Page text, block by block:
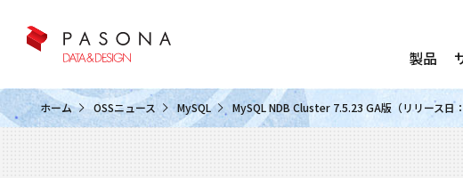
製品
ホーム OSSニュース MySQL MySQL NDB Cluster 7.5.23 GA版（リリース日